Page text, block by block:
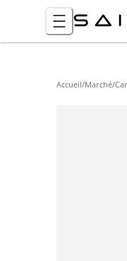
Accueil/Marché/